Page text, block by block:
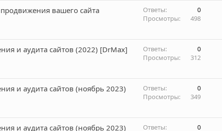
вашего сайта
Ответы
0
Просмотры
498
и аудита сайтов (2022) [DrMax]
Ответы
0
Просмотры
312
и аудита сайтов (ноябрь 2023)
Ответы
0
Просмотры
349
и аудита сайтов (ноябрь 2023)
Ответы
0